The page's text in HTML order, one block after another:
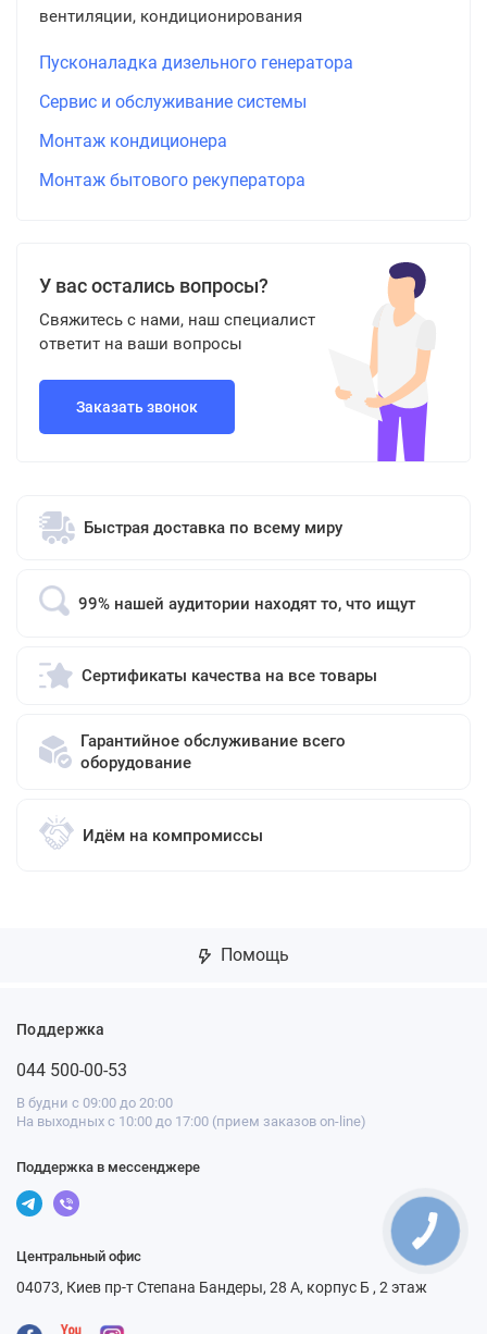
вентиляции, кондиционирования
Пусконаладка дизельного генератора
Сервис и обслуживание системы
Монтаж кондиционера
Монтаж бытового рекуператора
У вас остались вопросы?
Свяжитесь с нами, наш специалист
ответит на ваши вопросы
Заказать звонок
Быстрая доставка по всему миру
99% нашей аудитории находят то, что ищут
Сертификаты качества на все товары
Гарантийное обслуживание всего
оборудование
Идём на компромиссы
Помощь
Поддержка
044 500-00-53
В будни с 09:00 до 20:00
На выходных с 10:00 до 17:00 (прием заказов on-line)
Поддержка в мессенджере
Центральный офис
04073, Киев пр-т Степана Бандеры, 28 А, корпус Б , 2 этаж